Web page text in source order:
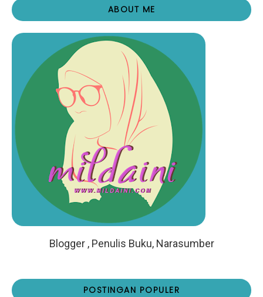
ABOUT ME
Blogger , Penulis Buku, Narasumber
POSTINGAN POPULER